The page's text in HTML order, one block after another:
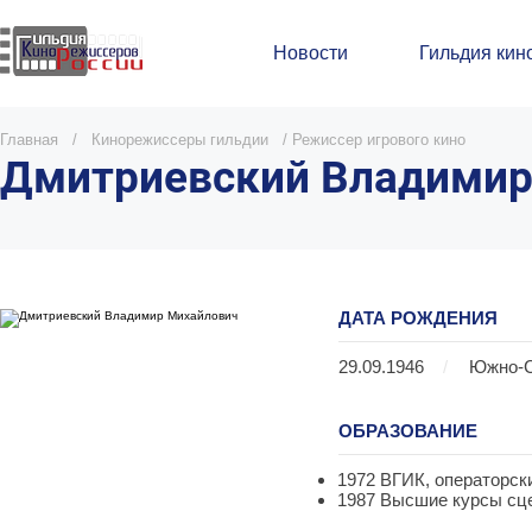
Новости Гильдия
Главная / Кинорежиссеры гильдии / Режиссер игрового кино
Дмитриевский
ДАТА РОЖДЕНИЯ
29.09.1946 / Южно-
ОБРАЗОВАНИЕ
1972 ВГИК,
1987 Высшие курсы